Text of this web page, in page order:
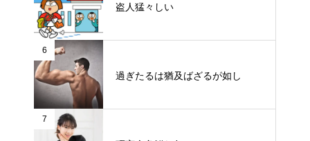
盗人猛々しい
6
過ぎたるは猶及ばざるが如し
7